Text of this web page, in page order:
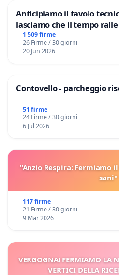
Anticipiamo il tavolo
lasciamo che il tempo
Domenico Racanati
1 509 firme
26 Firme / 30 giorni
20 Jun 2026
Contovello - parcheggio
51 firme
24 Firme / 30 giorni
6 Jul 2026
"Anzio Respira: Fermiamo
sani"
117 firme
21 Firme / 30 giorni
9 Mar 2026
VERGOGNA! FERMIAMO LA
VERTICI DELLA